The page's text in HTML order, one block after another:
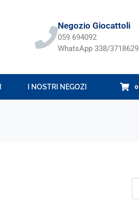
Negozio Giocattoli
059 694092
WhatsApp 338/3718629
I NOSTRI NEGOZI 0